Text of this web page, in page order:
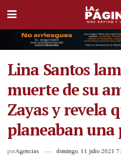
Lina Santos
muerte de su
Zayas y revela
planeaban una
porAgencias domingo, 11 julio 2021